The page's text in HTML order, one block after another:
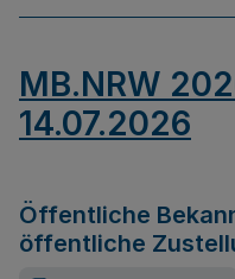
MB.NRW
14.07.2026
Öffentliche
öffentliche